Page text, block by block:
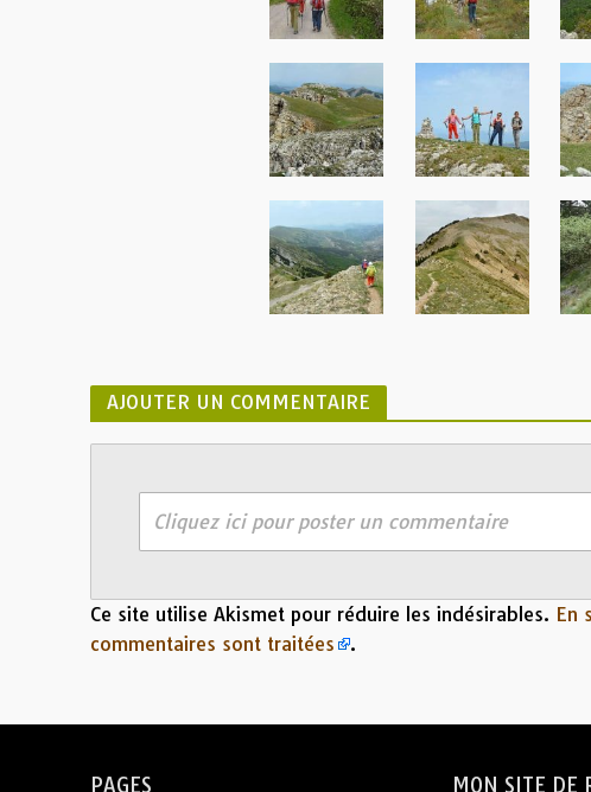
AJOUTER UN COMMENTAIRE
Cliquez ici pour poster un commentaire
Ce site utilise Akismet pour réduire les indésirables. En
commentaires sont traitées
.
PAGES MON SITE DE